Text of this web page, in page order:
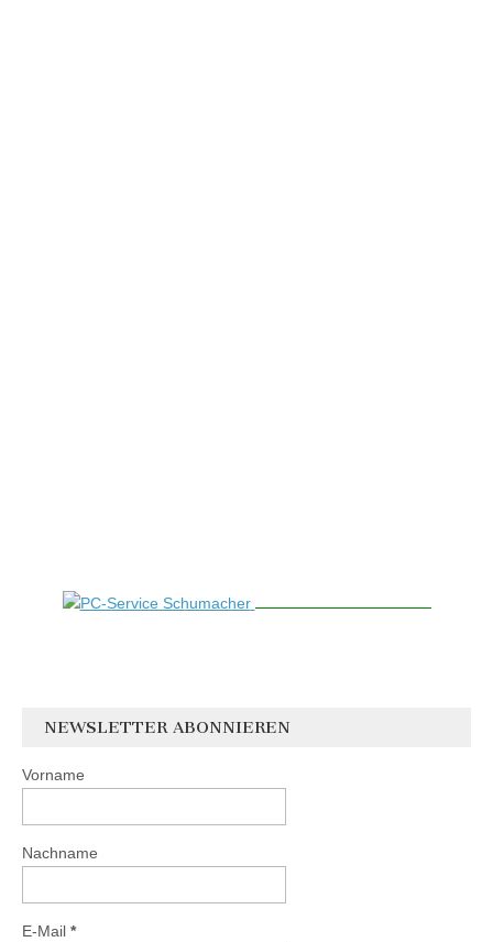
NEWSLETTER ABONNIEREN
Vorname
Nachname
E-Mail *